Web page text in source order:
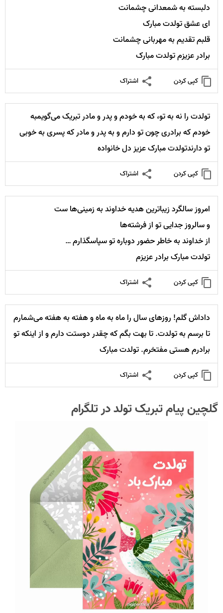
دلبسته به شمعدانی چشمانت
ای عشق تولدت مبارک
قلبم تقدیم به مهربانی چشمانت
برادر عزیزم تولدت مبارک
کپی کردن اشتراک
تولدت را نه به تو، که به خودم و پدر و مادر تبریک می‌گویمبه
خودم که برادری چون تو دارم و به پدر و مادر که پسری به خوبی
تو دارندتولدت مبارک عزیز دل خانواده
کپی کردن اشتراک
امروز سالگرد زیباترین هدیه خداوند به زمینی‌ها ست
و سالروز جدایی تو از فرشته‌ها
از خداوند به خاطر حضور دوباره تو سپاسگذارم …
تولدت مبارک برادر عزیزم
کپی کردن اشتراک
داداش گلم! روزهای سال را ماه به ماه و هفته به هفته می‌شمارم
تا برسم به تولدت. تا بهت بگم که چقدر دوستت دارم و از اینکه تو
برادرم هستی مفتخرم. تولدت مبارک
کپی کردن اشتراک
گلچین پیام تبریک تولد در تلگرام